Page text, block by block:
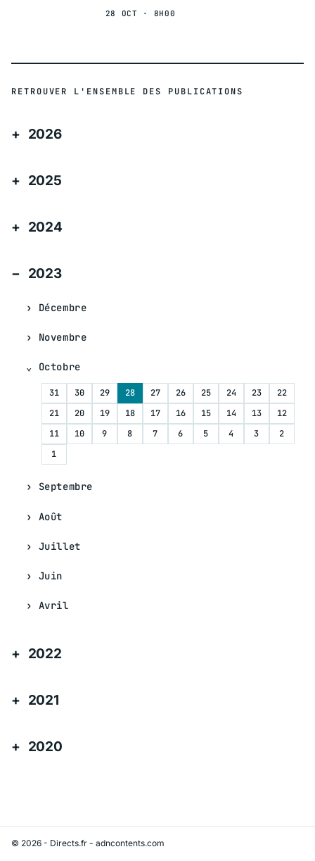
28 OCT · 8H00
RETROUVER L'ENSEMBLE DES PUBLICATIONS
2026
2025
2024
2023
Décembre
Novembre
Octobre
31 30 29 28 27 26 25 24 23
22
21
20 19 18 17 16 15 14 13
12
11
10 9 8 7 6 5 4 3
2
1
Septembre
Août
Juillet
Juin
Avril
2022
2021
2020
© 2026 - Directs.fr - adncontents.com